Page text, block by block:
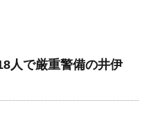
人で厳重警備の井伊